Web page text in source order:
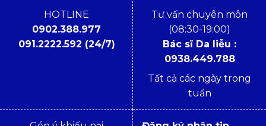
HOTLINE
0902.388.977
091.2222.592 (24/7)
Tư vấn chuyên môn
(08:30-19:00)
Bác sĩ Da liễu :
0938.449.788
Tất cả các ngày trong
tuần